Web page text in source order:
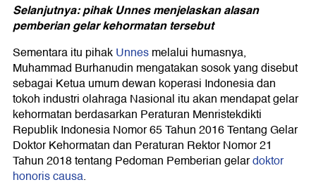
Selanjutnya: pihak Unnes menjelaskan alasan
pemberian gelar kehormatan tersebut
Sementara itu pihakUnnesmelalui humasnya,
Muhammad Burhanudin mengatakan sosok yang disebut
sebagai Ketua umum dewan koperasi Indonesia dan
tokoh industri olahraga Nasional itu akan mendapat gelar
kehormatan berdasarkan Peraturan Menristekdikti
Republik Indonesia Nomor 65 Tahun 2016 Tentang Gelar
Doktor Kehormatan dan Peraturan Rektor Nomor 21
Tahun 2018 tentang Pedoman Pemberian gelardoktor
honoris causa.